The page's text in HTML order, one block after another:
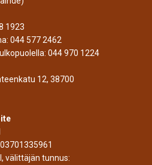
1923
044 577 2462
044 970 1224
12, 38700
välittäjän tunnus: